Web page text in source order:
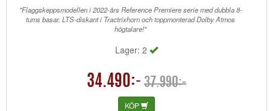
"Flaggskeppsmodellen i 2022-års Reference Premiere serie med dubbla 8-
tums basar, LTS-diskant i Tractrixhorn och toppmonterad Dolby Atmos
högtalare!"
Lager: 2
34.490:- 37.990:-
KÖP